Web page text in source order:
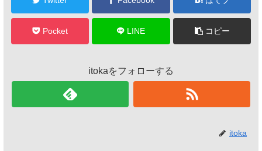
Pocket LINE コピー
itokaをフォローする
itoka